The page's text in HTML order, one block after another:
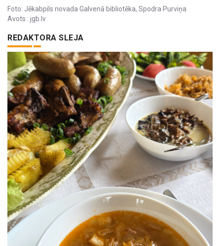
Foto: Jēkabpils novada Galvenā bibliotēka, Spodra Purviņa
Avots : jgb.lv
REDAKTORA SLEJA